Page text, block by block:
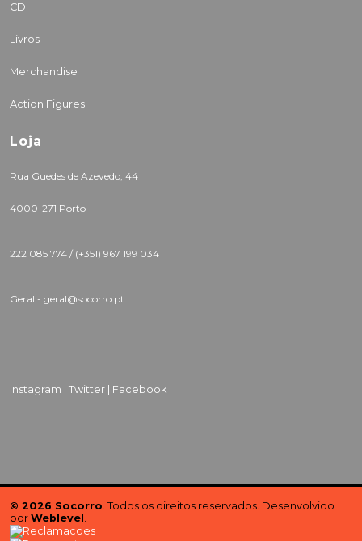
CD
Livros
Merchandise
Action Figures
Loja
Rua Guedes de Azevedo, 44
4000-271 Porto
222 085 774 / (+351) 967 199 034
Geral - geral@socorro.pt
Instagram | Twitter | Facebook
© 2026 Socorro. Todos os direitos reservados. Desenvolvido
por Weblevel .